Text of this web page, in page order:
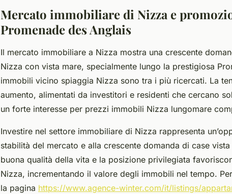
Mercato immobiliare di Nizza e
Promenade des Anglais
Il mercato immobiliare a Nizza mostra una crescente
Nizza con vista mare, specialmente lungo la prestigiosa
immobili vicino spiaggia Nizza sono tra i più ricercati. La
aumento, alimentati da investitori e residenti che cercano
un forte interesse per prezzi immobili Nizza lungomare
Investire nel settore immobiliare di Nizza rappresenta
stabilità del mercato e alla crescente domanda di case
buona qualità della vita e la posizione privilegiata
Nizza, incrementando il valore degli immobili nel tempo.
la pagina https://www.agence-winter.com/it/listings/